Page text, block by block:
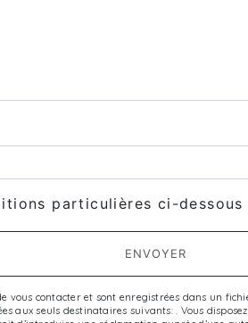
particulières ci-dessous
ENVOYER
vous contacter et sont enregistrées dans un
aux seuls destinataires suivants: . Vous